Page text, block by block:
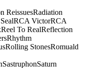
ReissuesRadiation
RCA VictorRCA
Reel To RealReflection
Rhythm
Rolling StonesRomuald
SastruphonSaturn